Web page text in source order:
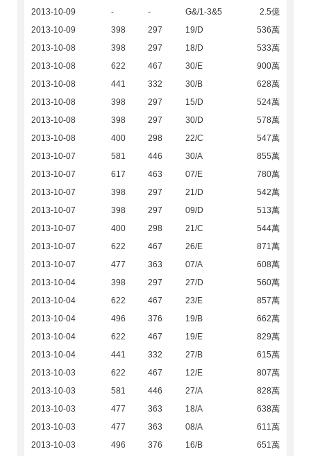
2013-10-09
- - G&/1-3&5
2.5億
2013-10-09
398 297 19/D
536萬
2013-10-08
398 297 18/D
533萬
2013-10-08
622 467 30/E
900萬
2013-10-08
441 332 30/B
628萬
2013-10-08
398 297 15/D
524萬
2013-10-08
398 297 30/D
578萬
2013-10-08
400 298 22/C
547萬
2013-10-07
581 446 30/A
855萬
2013-10-07
617 463 07/E
780萬
2013-10-07
398 297 21/D
542萬
2013-10-07
398 297 09/D
513萬
2013-10-07
400 298 21/C
544萬
2013-10-07
622 467 26/E
871萬
2013-10-07
477 363 07/A
608萬
2013-10-04
398 297 27/D
560萬
2013-10-04
622 467 23/E
857萬
2013-10-04
496 376 19/B
662萬
2013-10-04
622 467 19/E
829萬
2013-10-04
441 332 27/B
615萬
2013-10-03
622 467 12/E
807萬
2013-10-03
581 446 27/A
828萬
2013-10-03
477 363 18/A
638萬
2013-10-03
477 363 08/A
611萬
2013-10-03
496 376 16/B 651萬